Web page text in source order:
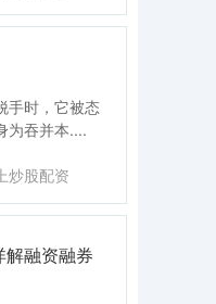
手时，它被态
为吞并本....
炒股配资
融资融券